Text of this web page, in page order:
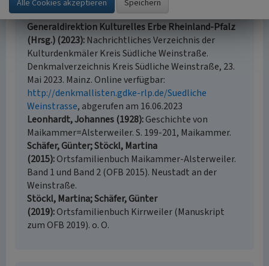
Literatur
Generaldirektion Kulturelles Erbe Rheinland-Pfalz
(Hrsg.) (2023) Nachrichtliches Verzeichnis der
Kulturdenkmäler Kreis Südliche Weinstraße.
Denkmalverzeichnis Kreis Südliche Weinstraße, 23.
Mai 2023. Mainz. Online verfügbar:
http://denkmallisten.gdke-rlp.de/Suedliche
Weinstrasse, abgerufen am 16.06.2023
Leonhardt, Johannes (1928) Geschichte von
Maikammer=Alsterweiler. S. 199-201, Maikammer.
Schäfer, Günter; Stöckl, Martina
(2015) Ortsfamilienbuch Maikammer-Alsterweiler.
Band 1 und Band 2 (OFB 2015). Neustadt an der
Weinstraße.
Stöckl, Martina; Schäfer, Günter
(2019) Ortsfamilienbuch Kirrweiler (Manuskript
zum OFB 2019). o. O.